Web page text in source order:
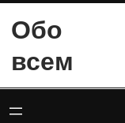
содержимому
Обо
всем